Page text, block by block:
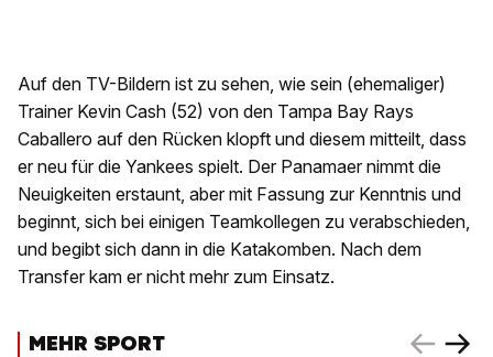
Auf den TV-Bildern ist zu sehen, wie sein (ehemaliger)
Trainer Kevin Cash (52) von den Tampa Bay Rays
Caballero auf den Rücken klopft und diesem mitteilt, dass
er neu für die Yankees spielt. Der Panamaer nimmt die
Neuigkeiten erstaunt, aber mit Fassung zur Kenntnis und
beginnt, sich bei einigen Teamkollegen zu verabschieden,
und begibt sich dann in die Katakomben. Nach dem
Transfer kam er nicht mehr zum Einsatz.
MEHR SPORT